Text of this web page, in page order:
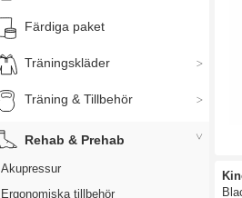
Färdiga paket
Träningskläder
Träning & Tillbehör
Rehab & Prehab
Akupressur
Ergonomiska tillbehör